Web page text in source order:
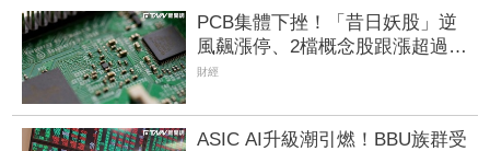
PCB集體下挫！「昔日妖股」逆
風飆漲停、2檔概念股跟漲超過
3% 股民驚：這檔好神奇
財經
ASIC AI升級潮引燃！BBU族群受